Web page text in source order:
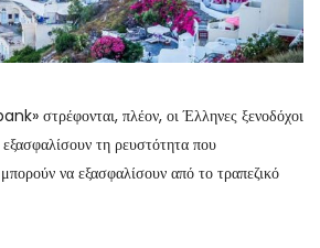
στρέφονται, πλέον, οι Έλληνες ξενοδόχοι
τη ρευστότητα που
να εξασφαλίσουν από το τραπεζικό